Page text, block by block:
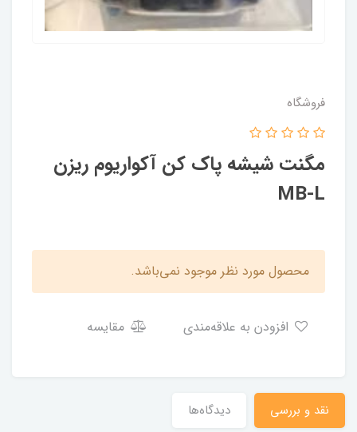
فروشگاه
مگنت شیشه پاک کن آکواریوم ریزن
MB-L
محصول مورد نظر موجود نمی‌باشد.
مقایسه
نقد و بررسی دیدگاه‌ها